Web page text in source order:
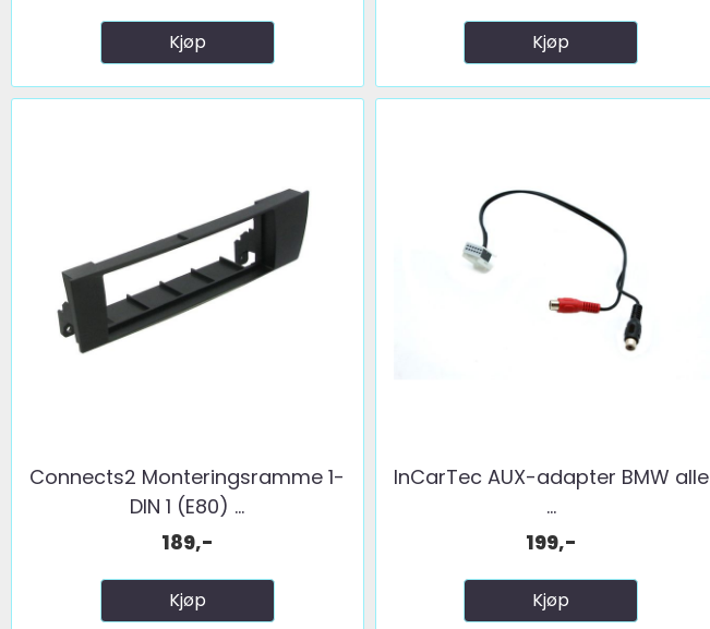
Kjøp Kjøp
Connects2 Monteringsramme 1-
DIN 1 (E80) ...
189,-
Kjøp
InCarTec AUX-adapter BMW alle
...
199,-
Kjøp